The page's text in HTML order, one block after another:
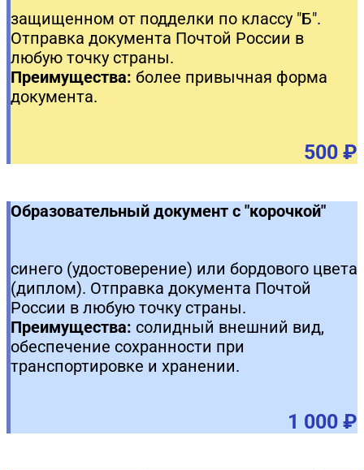
защищенном от подделки по классу "Б".
Отправка документа Почтой России в
любую точку страны.
Преимущества: более привычная форма
документа.
500 ₽
Образовательный документ с "корочкой"
синего (удостоверение) или бордового цвета
(диплом). Отправка документа Почтой
России в любую точку страны.
Преимущества: солидный внешний вид,
обеспечение сохранности при
транспортировке и хранении.
1 000 ₽